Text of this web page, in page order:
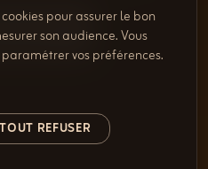
pour assurer le bon
son audience. Vous
vos préférences.
TOUT REFUSER